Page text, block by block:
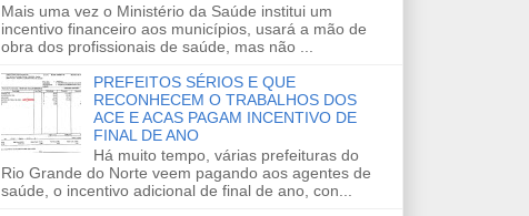
Mais uma vez o Ministério da Saúde institui um
incentivo financeiro aos municípios, usará a mão de
obra dos profissionais de saúde, mas não ...
PREFEITOS SÉRIOS E QUE
RECONHECEM O TRABALHOS DOS
ACE E ACAS PAGAM INCENTIVO DE
FINAL DE ANO
Há muito tempo, várias prefeituras do
Rio Grande do Norte veem pagando aos agentes de
saúde, o incentivo adicional de final de ano, con...